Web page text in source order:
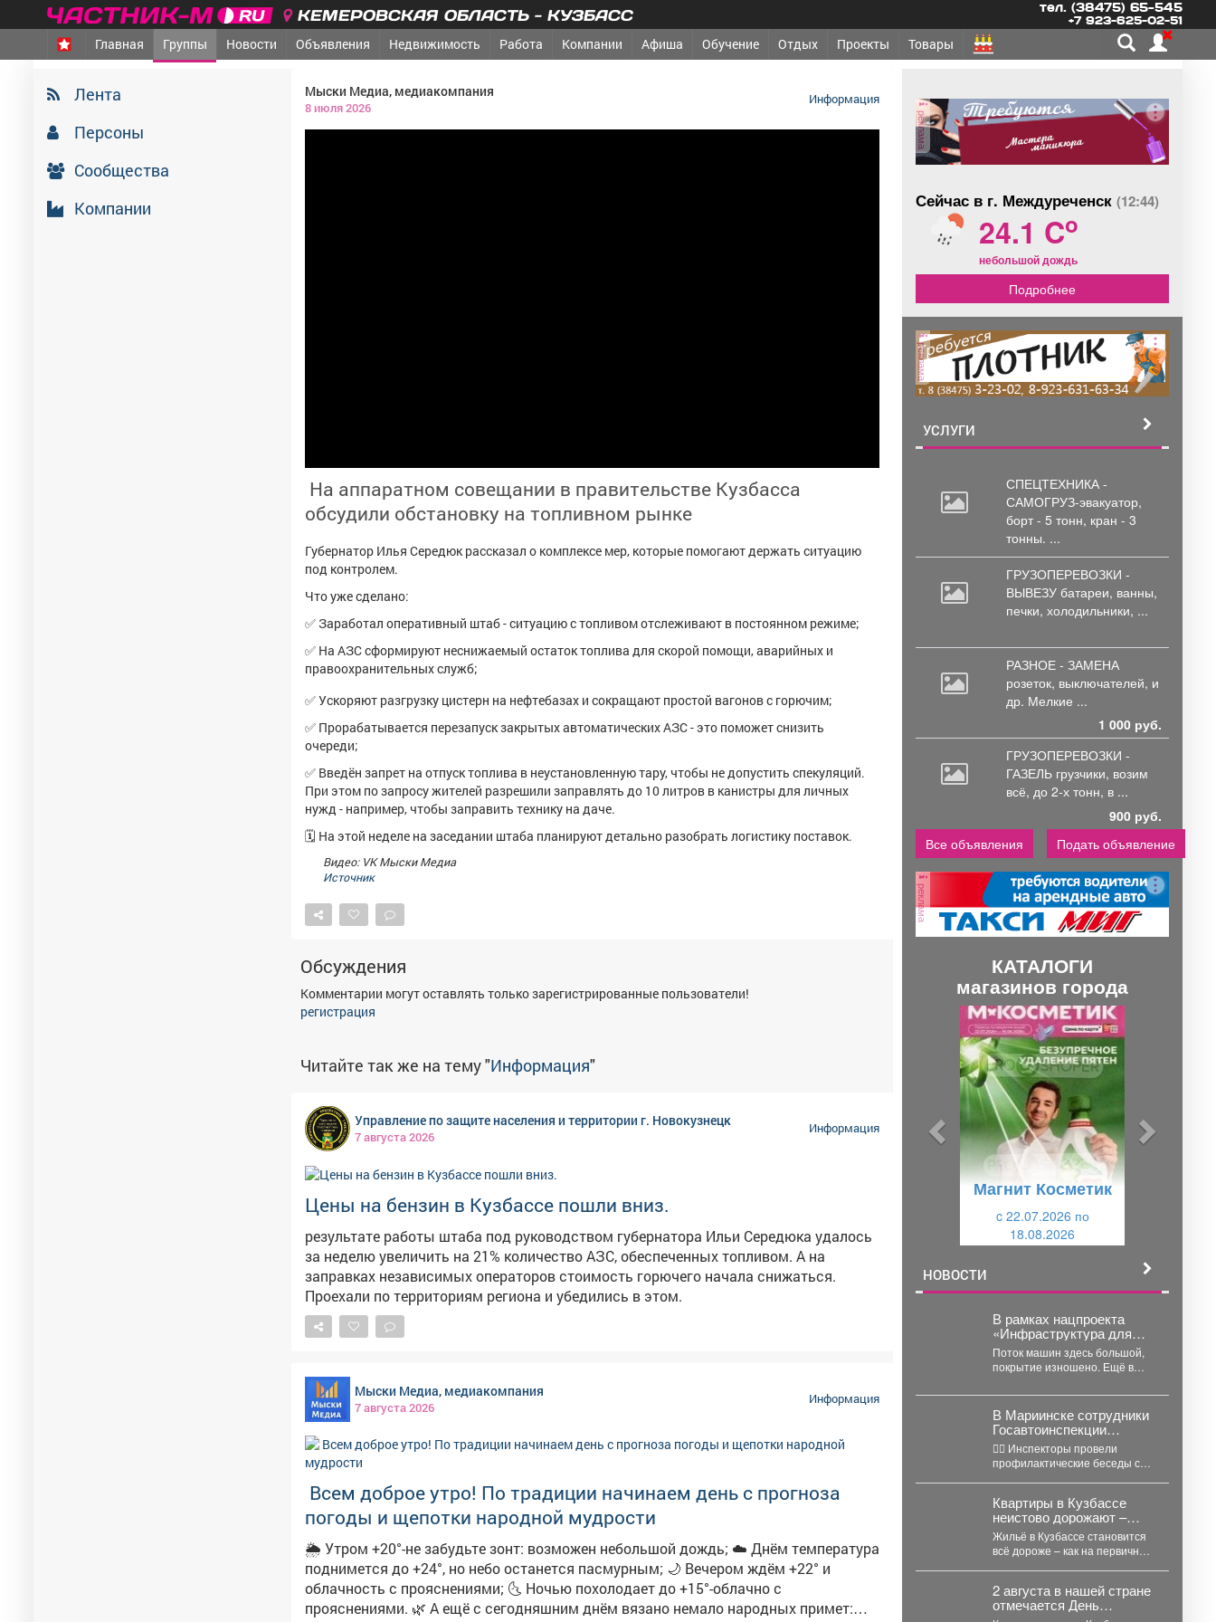
КЕМЕРОВСКАЯ ОБЛАСТЬ - КУЗБАСС тел. (38475) 65-545
+7 923-625-02-51
Главная Группы Новости Объявления Недвижимость Работа Компании Афиша Обучение Отдых Проекты Товары
Лента
Персоны
Сообщества
Компании
Мыски Медиа, медиакомпания
8 июля 2026
Информация
На аппаратном совещании в правительстве Кузбасса
обсудили обстановку на топливном рынке
Губернатор Илья Середюк рассказал о комплексе мер, которые помогают держать ситуацию
под контролем.
Что уже сделано:
✅ Заработал оперативный штаб - ситуацию с топливом отслеживают в постоянном режиме;
✅ На АЗС сформируют неснижаемый остаток топлива для скорой помощи, аварийных и
правоохранительных служб;
✅ Ускоряют разгрузку цистерн на нефтебазах и сокращают простой вагонов с горючим;
✅ Прорабатывается перезапуск закрытых автоматических АЗС - это поможет снизить
очереди;
✅ Введён запрет на отпуск топлива в неустановленную тару, чтобы не допустить спекуляций.
При этом по запросу жителей разрешили заправлять до 10 литров в канистры для личных
нужд - например, чтобы заправить технику на даче.
🗓 На этой неделе на заседании штаба планируют детально разобрать логистику поставок.
Видео: VK Мыски Медиа
Источник
Обсуждения
Комментарии могут оставлять только зарегистрированные пользователи!
регистрация
Читайте так же на тему "Информация"
Управление по защите населения и территории г. Новокузнецк
7 августа 2026
Информация
Цены на бензин в Кузбассе пошли вниз.
результате работы штаба под руководством губернатора Ильи Середюка удалось
за неделю увеличить на 21% количество АЗС, обеспеченных топливом. А на
заправках независимых операторов стоимость горючего начала снижаться.
Проехали по территориям региона и убедились в этом.
Мыски Медиа, медиакомпания
7 августа 2026
Информация
Всем доброе утро! По традиции начинаем день с прогноза
погоды и щепотки народной мудрости
🌦 Утром +20°-не забудьте зонт: возможен небольшой дождь; ☁️ Днём температура
поднимется до +24°, но небо останется пасмурным; 🌙 Вечером ждём +22° и
облачность с прояснениями; 🌜 Ночью похолодает до +15°-облачно с
прояснениями. 🌿 А ещё с сегодняшним днём вязано немало народных примет:
реклама
Сейчас в г. Междуреченск (12:44)
24.1 Co
небольшой дождь
Подробнее
реклама
УСЛУГИ
СПЕЦТЕХНИКА -
САМОГРУЗ-эвакуатор,
борт - 5 тонн, кран - 3
тонны. ...
ГРУЗОПЕРЕВОЗКИ -
ВЫВЕЗУ батареи, ванны,
печки, холодильники, ...
РАЗНОЕ - ЗАМЕНА
розеток, выключателей, и
др. Мелкие ...
1 000 руб.
ГРУЗОПЕРЕВОЗКИ -
ГАЗЕЛЬ грузчики, возим
всё, до 2-х тонн, в ...
900 руб.
Все объявления
Подать объявление
реклама
КАТАЛОГИ
магазинов города
Магнит Косметик
c 22.07.2026 по
18.08.2026
НОВОСТИ
В рамках нацпроекта
«Инфраструктура для
жизни» подрядчик
приступил к срезке
асфальтобетонного
покрытия на улице
Народной.
Поток машин здесь большой,
покрытие изношено. Ещё в
включить его в...
В Мариинске сотрудники
Госавтоинспекции
провели
профилактическую
беседу с водителями
общественного
автотранспорта
👮‍♂ Инспекторы провели
профилактические беседы с
автотранспортное
предприятие». Полицейские
напомнили...
Квартиры в Кузбассе
неистово дорожают –
пробит очередной
потолок цен
Жильё в Кузбассе становится
всё дороже – как на первичном,
2 августа в нашей стране
отмечается День